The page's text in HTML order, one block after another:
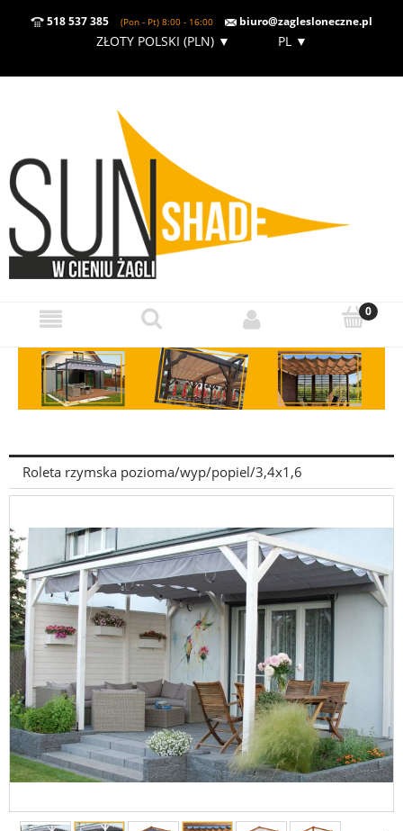
518 537 385 (Pon - Pt) 8:00 - 16:00 biuro@zaglesloneczne.pl
ZŁOTY POLSKI (PLN)▼ PL ▼
Roleta rzymska pozioma/wyp/popiel/3,4x1,6